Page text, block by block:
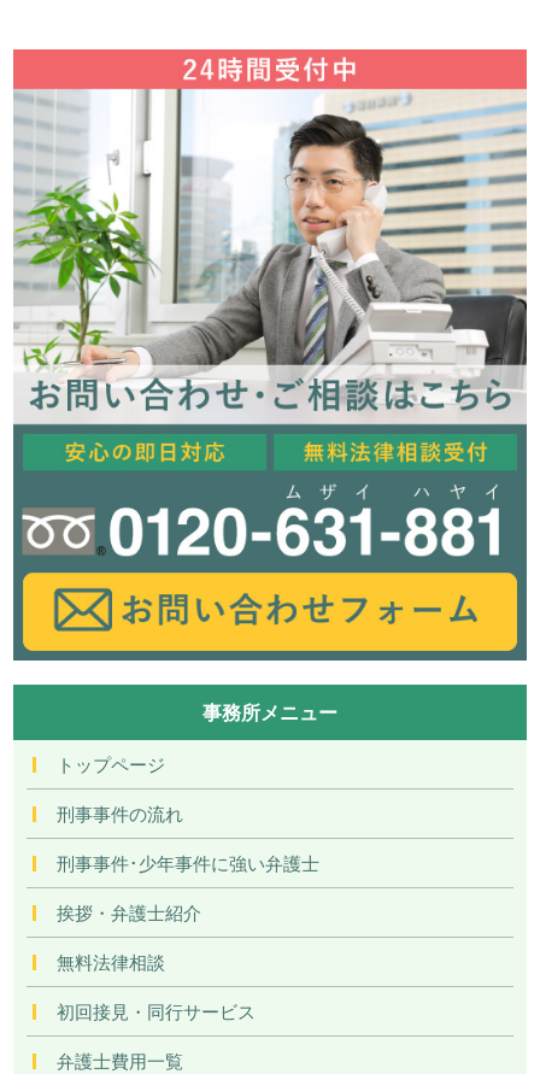
事務所メニュー
トップページ
刑事事件の流れ
刑事事件･少年事件に強い弁護士
挨拶・弁護士紹介
無料法律相談
初回接見・同行サービス
弁護士費用一覧